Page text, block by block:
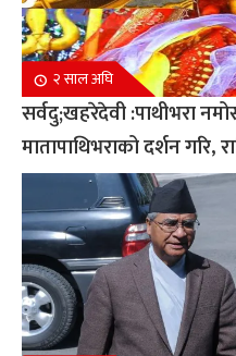
२ साल अघि
सर्वदु;खहरेदेवी :पाथीभरा
मातापाथिभराको दर्शन गरि,